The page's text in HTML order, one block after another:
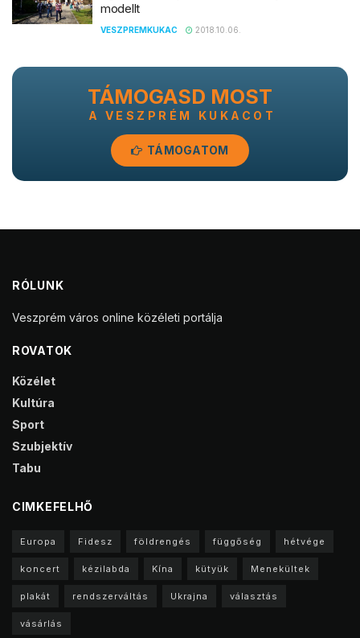
modellt
VESZPREMKUKAC 2018.10.06.
TÁMOGASD MOST
A VESZPRÉM KUKACOT
TÁMOGATOM
RÓLUNK
Veszprém város online közéleti portálja
ROVATOK
Közélet
Kultúra
Sport
Szubjektív
Tabu
CIMKEFELHŐ
Europa Fidesz földrengés függőség hétvége
koncert kézilabda Kína kütyük Menekültek
plakát rendszerváltás Ukrajna választás
vásárlás